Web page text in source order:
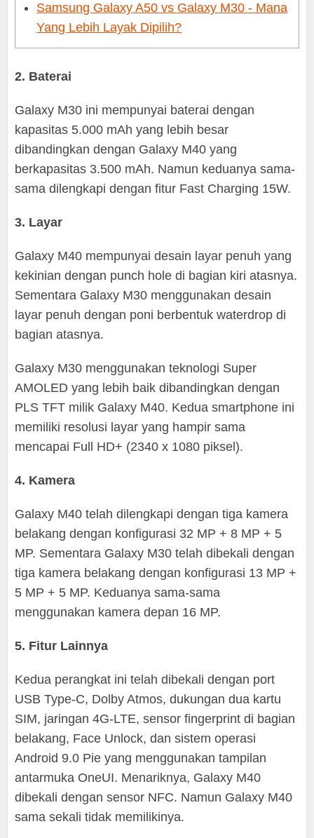
Samsung Galaxy A50 vs Galaxy M30 - Mana
Yang Lebih Layak Dipilih?
2. Baterai
Galaxy M30 ini mempunyai baterai dengan
kapasitas 5.000 mAh yang lebih besar
dibandingkan dengan Galaxy M40 yang
berkapasitas 3.500 mAh. Namun keduanya sama-
sama dilengkapi dengan fitur Fast Charging 15W.
3. Layar
Galaxy M40 mempunyai desain layar penuh yang
kekinian dengan punch hole di bagian kiri atasnya.
Sementara Galaxy M30 menggunakan desain
layar penuh dengan poni berbentuk waterdrop di
bagian atasnya.
Galaxy M30 menggunakan teknologi Super
AMOLED yang lebih baik dibandingkan dengan
PLS TFT milik Galaxy M40. Kedua smartphone ini
memiliki resolusi layar yang hampir sama
mencapai Full HD+ (2340 x 1080 piksel).
4. Kamera
Galaxy M40 telah dilengkapi dengan tiga kamera
belakang dengan konfigurasi 32 MP + 8 MP + 5
MP. Sementara Galaxy M30 telah dibekali dengan
tiga kamera belakang dengan konfigurasi 13 MP +
5 MP + 5 MP. Keduanya sama-sama
menggunakan kamera depan 16 MP.
5. Fitur Lainnya
Kedua perangkat ini telah dibekali dengan port
USB Type-C, Dolby Atmos, dukungan dua kartu
SIM, jaringan 4G-LTE, sensor fingerprint di bagian
belakang, Face Unlock, dan sistem operasi
Android 9.0 Pie yang menggunakan tampilan
antarmuka OneUI. Menariknya, Galaxy M40
dibekali dengan sensor NFC. Namun Galaxy M40
sama sekali tidak memilikinya.